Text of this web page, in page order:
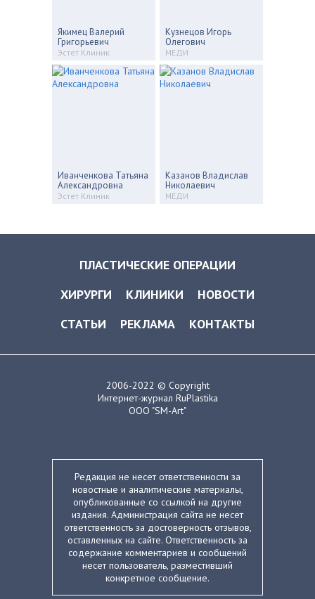
Якимец Валерий
Григорьевич
Эстет Клиник
Кузнецов Игорь
Олегович
МЕДИ
Иванченкова Татьяна
Александровна
Эстет Клиник
Казанов Владислав
Николаевич
МЕДИ
ПЛАСТИЧЕСКИЕ ОПЕРАЦИИ
ХИРУРГИ
КЛИНИКИ
НОВОСТИ
СТАТЬИ
РЕКЛАМА КОНТАКТЫ
2006-2022 © Copyright
Интернет-журнал RuPlastika
ООО "SM-Art"
Редакция не несет ответственности за
новостные и аналитические материалы,
опубликованные со ссылкой на другие
издания. Администрация сайта не несет
ответственность за достоверность отзывов,
оставленных на сайте. Ответственность за
содержание комментариев и сообщений
несет пользователь, разместивший
конкретное сообщение.